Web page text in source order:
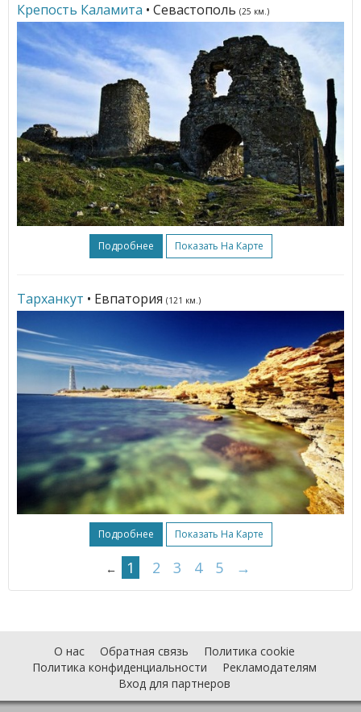
Крепость Каламита • Севастополь (25 км.)
Подробнее Показать На Карте
Тарханкут • Евпатория (121 км.)
Подробнее Показать На Карте
← 1 2 3 4 5 →
О нас Обратная связь
Политика cookie
Политика конфиденциальности
Рекламодателям
Вход для партнеров